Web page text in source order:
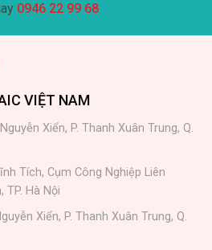
0946 22 99 68
VIỆT NAM
Xiển, P. Thanh Xuân Trung, Q.
Tích, Cụm Công Nghiệp Liên
TP. Hà Nội
Xiển, P. Thanh Xuân Trung, Q.